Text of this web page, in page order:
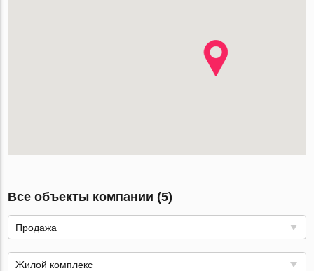
Все объекты компании (5)
Продажа
Жилой комплекс